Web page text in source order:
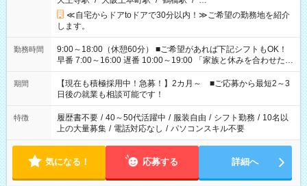
≪自宅からドアtoドアで30分以内！≫ご希望の勤務地を紹介
します。
勤務時間
9:00～18:00（休憩60分） ■ご希望があれば下記シフトもOK！
早番 7:00～16:00 遅番 10:00～19:00 「家族と休みを合わせた
い」 「余裕を持って夕飯の準備がしたい」 「できれば残業はし
たくない」 など、ご希望を教えてくださいね。 ※Wワーク希望
の方へ 今ご覧のお仕事で希望する勤務時間と、もう1つのお仕事
の勤務時間。 合計で週40時間を超える場合は応募できません。
期間
【現在も積極採用中！急募！】2カ月～ ■ご応募から最短2～3
日後の就業も相談可能です！
特徴 履歴書不要 / 40～50代活躍中 / 服装自由 / シフト勤務 / 10名以
上の大量募集 / 電話対応なし / パソコンスキル不要
気になる！ 応募する 詳細へ